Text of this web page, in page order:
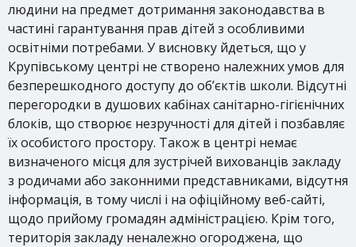
людини на предмет дотримання законодавства в
частині гарантування прав дітей з особливими
освітніми потребами. У висновку йдеться, що у
Крупівському центрі не створено належних умов для
безперешкодного доступу до об’єктів школи. Відсутні
перегородки в душових кабінах санітарно-гігієнічних
блоків, що створює незручності для дітей і позбавляє
їх особистого простору. Також в центрі немає
визначеного місця для зустрічей вихованців закладу
з родичами або законними представниками, відсутня
інформація, в тому числі і на офіційному веб-сайті,
щодо прийому громадян адміністрацією. Крім того,
територія закладу неналежно огороджена, що